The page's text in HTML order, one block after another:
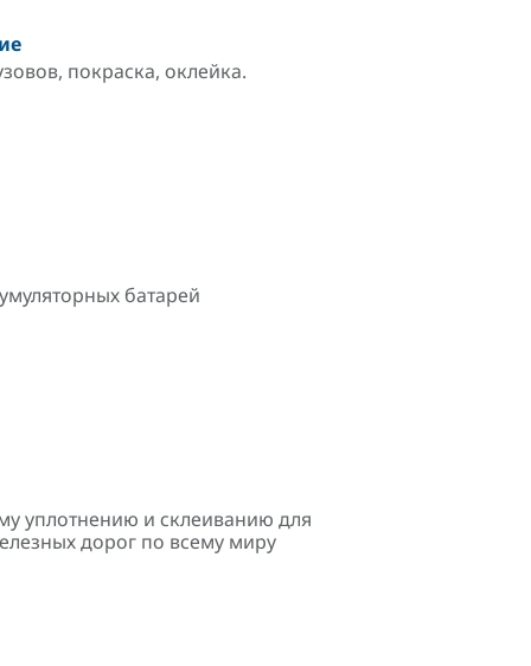
покраска, оклейка.
батарей
уплотнению и склеиванию для
дорог по всему миру